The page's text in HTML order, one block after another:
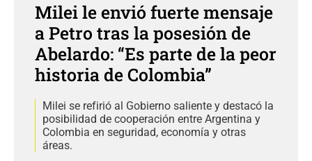
Milei le envió fuerte mensaje
a Petro tras la posesión de
Abelardo: “Es parte de la peor
historia de Colombia”
Milei se refirió al Gobierno saliente y destacó la
posibilidad de cooperación entre Argentina y
Colombia en seguridad, economía y otras
áreas.